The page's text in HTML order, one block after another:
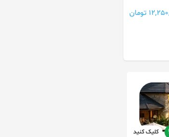
تومان
کلیک کنید